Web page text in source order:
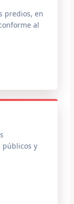
predios, en
al
públicos y